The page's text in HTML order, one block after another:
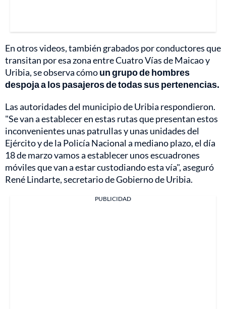
En otros videos, también grabados por conductores que
transitan por esa zona entre Cuatro Vías de Maicao y
Uribia, se observa cómoun grupo de hombres
despoja a los pasajeros de todas sus pertenencias.
Las autoridades del municipio de Uribia respondieron.
"Se van a establecer en estas rutas que presentan estos
inconvenientes unas patrullas y unas unidades del
Ejército y de la Policía Nacional a mediano plazo, el día
18 de marzo vamos a establecer unos escuadrones
móviles que van a estar custodiando esta vía", aseguró
René Lindarte, secretario de Gobierno de Uribia.
PUBLICIDAD